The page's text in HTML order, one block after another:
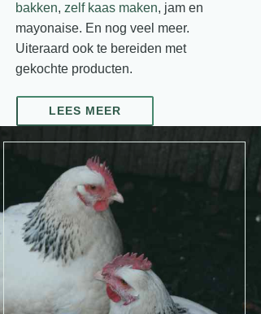
bakken, zelf kaas maken, jam en
mayonaise. En nog veel meer.
Uiteraard ook te bereiden met
gekochte producten.
LEES MEER